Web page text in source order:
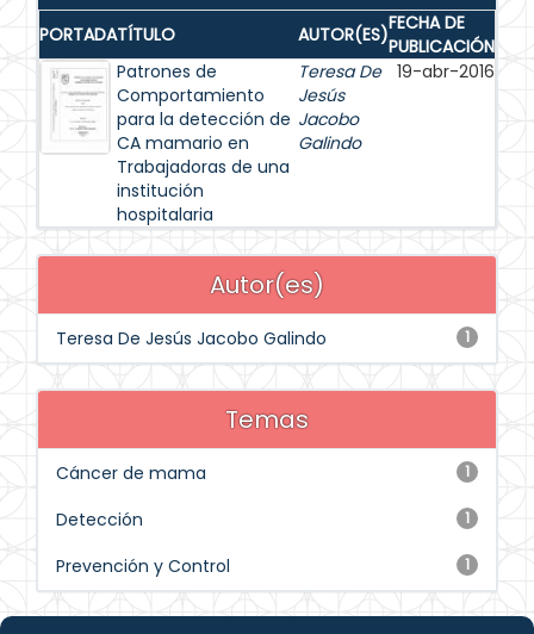
PORTADATÍTULO AUTOR(ES)FECHA DE
PUBLICACIÓN
Patrones de
Comportamiento
para la detección de
CA mamario en
Trabajadoras de una
institución
hospitalaria
Teresa De
Jesús
Jacobo
Galindo
19-abr-2016
Autor(es)
1
Teresa De Jesús Jacobo Galindo
Temas
1
Cáncer de mama
1
Detección
1
Prevención y Control